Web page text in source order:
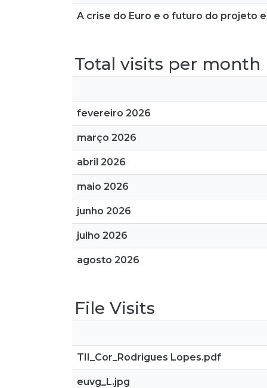
A crise do Euro e o futuro do projeto
Total visits per month
fevereiro 2026
março 2026
abril 2026
maio 2026
junho 2026
julho 2026
agosto 2026
File Visits
TII_Cor_Rodrigues Lopes.pdf
euvg_L.jpg